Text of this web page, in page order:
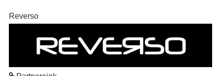
Reverso